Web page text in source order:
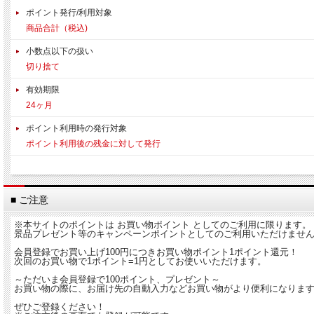
ポイント発行/利用対象
商品合計（税込)
小数点以下の扱い
切り捨て
有効期限
24ヶ月
ポイント利用時の発行対象
ポイント利用後の残金に対して発行
■ ご注意
※本サイトのポイントは お買い物ポイント としてのご利用に限ります。
景品プレゼント等のキャンペーンポイントとしてのご利用いただけませ
会員登録でお買い上げ100円につきお買い物ポイント1ポイント還元！
次回のお買い物で1ポイント=1円としてお使いいただけます。
～ただいま会員登録で100ポイント、プレゼント～
お買い物の際に、お届け先の自動入力などお買い物がより便利になります
ぜひご登録ください！